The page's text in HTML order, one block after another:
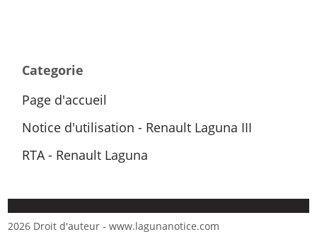
Categorie
Page d'accueil
Notice d'utilisation - Renault Laguna III
RTA - Renault Laguna
2026 Droit d'auteur - www.lagunanotice.com